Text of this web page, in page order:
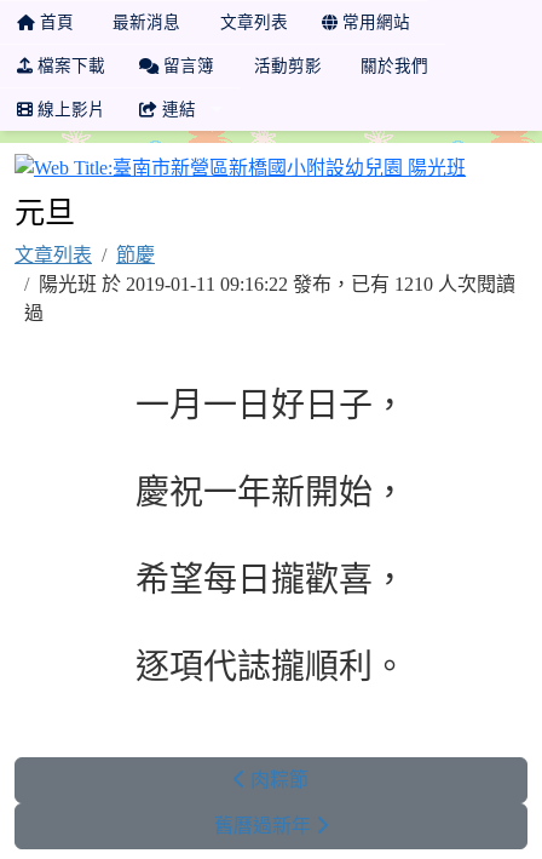
首頁 最新消息 文章列表 常用網站
檔案下載 留言簿 活動剪影 關於我們
線上影片 連結
元旦
文章列表
節慶
陽光班 於 2019-01-11 09:16:22 發布，已有 1210 人次閱讀
過
一月一日好日子，
慶祝一年新開始，
希望每日攏歡喜，
逐項代誌攏順利。
肉粽節
舊曆過新年